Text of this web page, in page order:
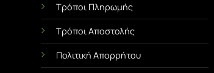
Τρόποι Πληρωμής
Τρόποι Αποστολής
Πολιτική Απορρήτου
ΚΑΙ
Όλα Όσα
ΜΕΜΒΡΆΝΕΣ ΟΧΗΜΆΤΩΝ
Αντηλιακές Μεμβράνες Αυτοκινήτου
Πλήρης Οδηγός! Πλεονεκτήματα &
Χρήσιμες Συμβουλές